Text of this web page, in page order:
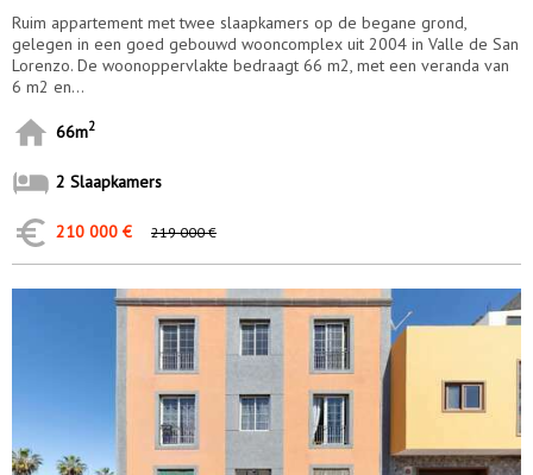
Ruim appartement met twee slaapkamers op de begane grond,
gelegen in een goed gebouwd wooncomplex uit 2004 in Valle de San
Lorenzo. De woonoppervlakte bedraagt 66 m2, met een veranda van
6 m2 en...
66m2
2 Slaapkamers
210 000 € 219 000 €